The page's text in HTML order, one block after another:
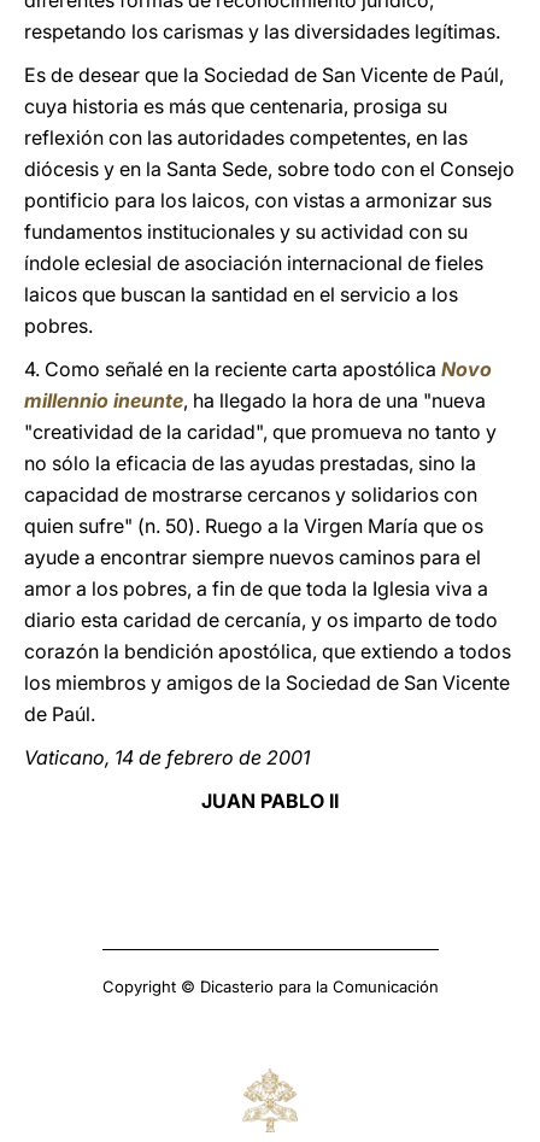
respetando los carismas y las diversidades legítimas.
Es de desear que la Sociedad de San Vicente de Paúl,
cuya historia es más que centenaria, prosiga su
reflexión con las autoridades competentes, en las
diócesis y en la Santa Sede, sobre todo con el Consejo
pontificio para los laicos, con vistas a armonizar sus
fundamentos institucionales y su actividad con su
índole eclesial de asociación internacional de fieles
laicos que buscan la santidad en el servicio a los
pobres.
4. Como señalé en la reciente carta apostólica Novo
millennio ineunte, ha llegado la hora de una "nueva
"creatividad de la caridad", que promueva no tanto y
no sólo la eficacia de las ayudas prestadas, sino la
capacidad de mostrarse cercanos y solidarios con
quien sufre" (n. 50). Ruego a la Virgen María que os
ayude a encontrar siempre nuevos caminos para el
amor a los pobres, a fin de que toda la Iglesia viva a
diario esta caridad de cercanía, y os imparto de todo
corazón la bendición apostólica, que extiendo a todos
los miembros y amigos de la Sociedad de San Vicente
de Paúl.
Vaticano, 14 de febrero de 2001
JUAN PABLO II
Copyright © Dicasterio para la Comunicación